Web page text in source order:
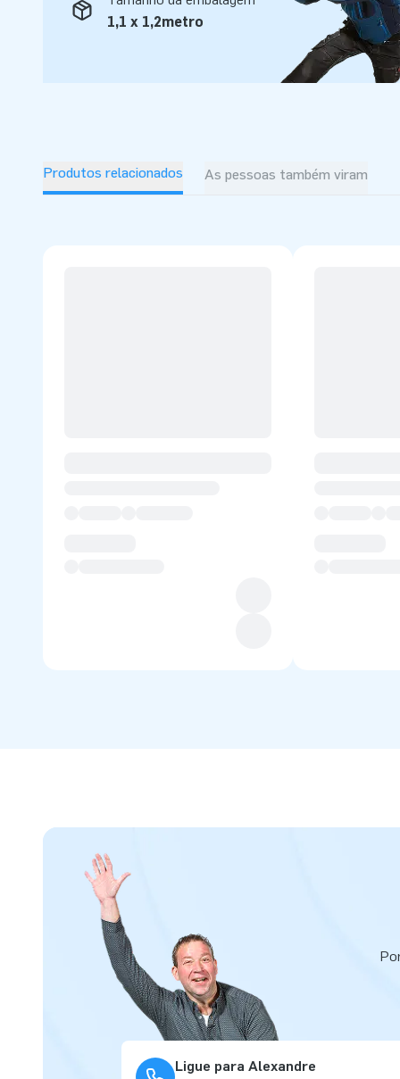
1,1 x 1,2metro
Produtos relacionados As pessoas também viram
Ligue para Alexandre